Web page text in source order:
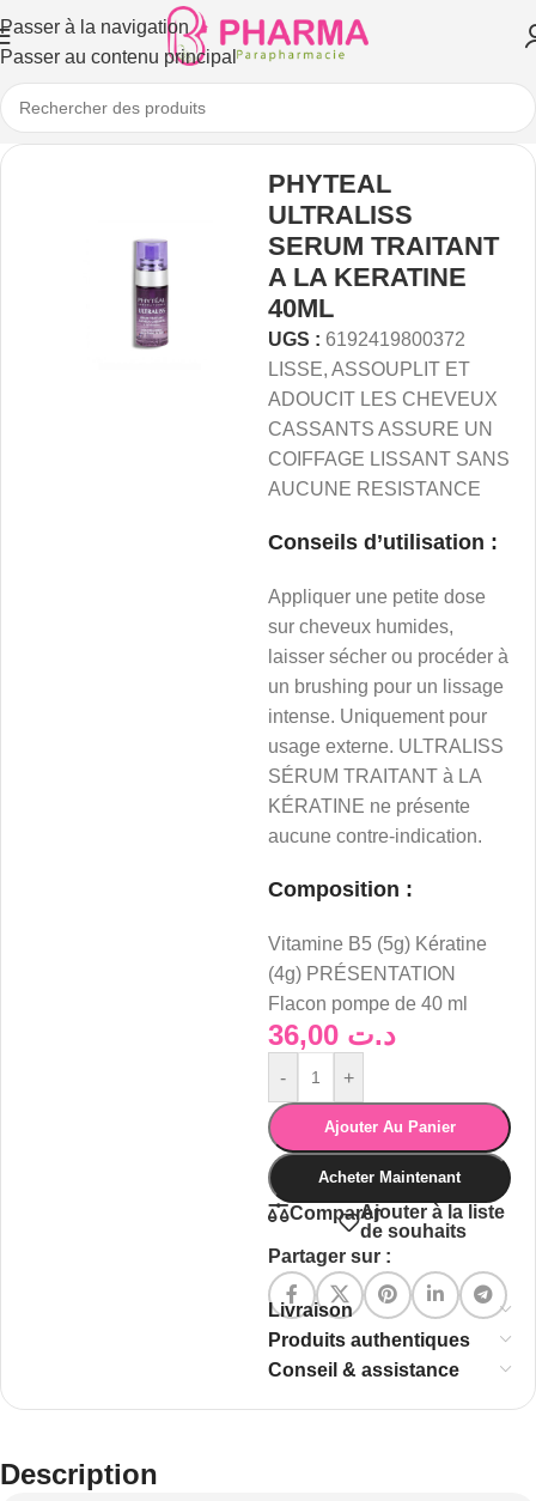
Passer à la navigation
Passer au contenu principal
PHYTEAL
ULTRALISS
SERUM TRAITANT
A LA KERATINE
40ML
UGS : 6192419800372
LISSE, ASSOUPLIT ET
ADOUCIT LES CHEVEUX
CASSANTS ASSURE UN
COIFFAGE LISSANT SANS
AUCUNE RESISTANCE
Conseils d’utilisation :
Appliquer une petite dose
sur cheveux humides,
laisser sécher ou procéder à
un brushing pour un lissage
intense. Uniquement pour
usage externe. ULTRALISS
SÉRUM TRAITANT à LA
KÉRATINE ne présente
aucune contre-indication.
Composition :
Vitamine B5 (5g) Kératine
(4g) PRÉSENTATION
Flacon pompe de 40 ml
د.ت
- +
Ajouter Au Panier
Acheter Maintenant
ComparerAjouter à la liste
de souhaits
Partager sur :
Livraison
Produits authentiques
Conseil & assistance
Description